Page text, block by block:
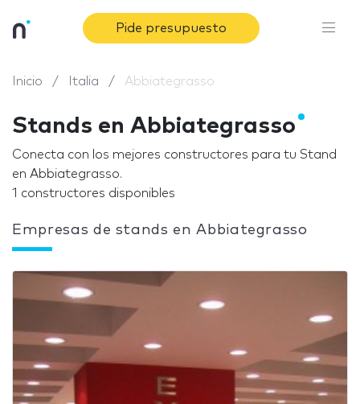
Pide presupuesto
Inicio Italia Abbiategrasso
Stands en Abbiategrasso
Conecta con los mejores constructores para tu Stand
en Abbiategrasso.
1 constructores disponibles
Empresas de stands en Abbiategrasso